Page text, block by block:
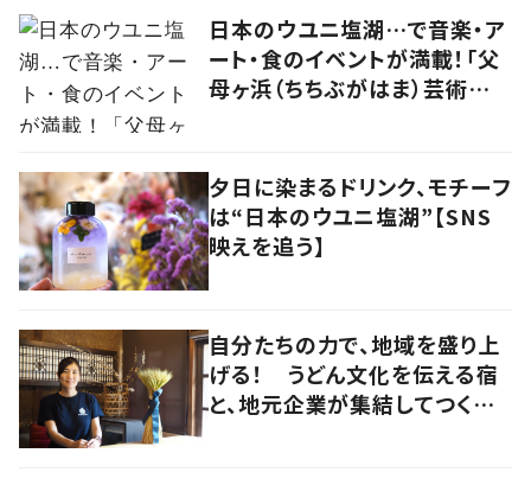
日本のウユニ塩湖…で音楽・ア
ート・食のイベントが満載！「父
母ヶ浜（ちちぶがはま）芸術祭
夕日に染まるドリンク、モチーフ
は“日本のウユニ塩湖”【SNS
映えを追う】
自分たちの力で、地域を盛り上
げる！ うどん文化を伝える宿
と、地元企業が集結してつくり